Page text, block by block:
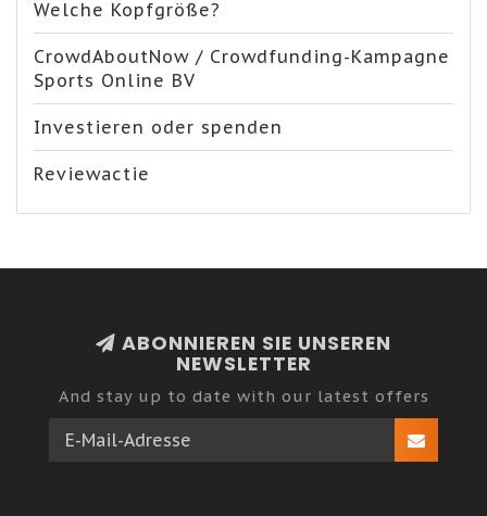
Welche Kopfgröße?
CrowdAboutNow / Crowdfunding-Kampagne
Sports Online BV
Investieren oder spenden
Reviewactie
ABONNIEREN SIE UNSEREN
NEWSLETTER
And stay up to date with our latest offers